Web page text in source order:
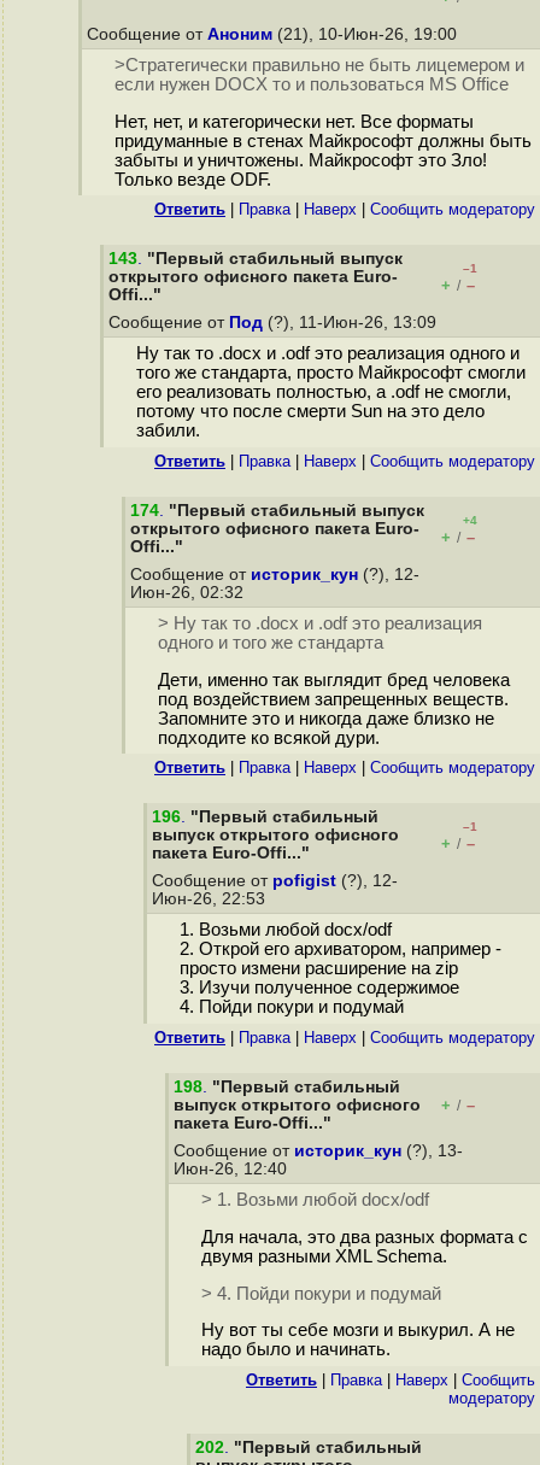
Сообщение от Аноним (21), 10-Июн-26, 19:00
>Стратегически правильно не быть лицемером и
если нужен DOCX то и пользоваться MS Office
Нет, нет, и категорически нет. Все форматы
придуманные в стенах Майкрософт должны быть
забыты и уничтожены. Майкрософт это Зло!
Только везде ODF.
Ответить Правка| Наверх Cообщить модератору
143. "Первый стабильный выпуск
открытого офисного пакета Euro-
Offi..."
–1
+ / –
Сообщение от Под (?), 11-Июн-26, 13:09
Ну так то .docx и .odf это реализация одного и
того же стандарта, просто Майкрософт смогли
его реализовать полностью, а .odf не смогли,
потому что после смерти Sun на это дело
забили.
Ответить Правка| Наверх Cообщить модератору
174. "Первый стабильный выпуск
открытого офисного пакета Euro-
Offi..."
+4
+ / –
Сообщение от историк_кун (?), 12-
Июн-26, 02:32
> Ну так то .docx и .odf это реализация
одного и того же стандарта
Дети, именно так выглядит бред человека
под воздействием запрещенных веществ.
Запомните это и никогда даже близко не
подходите ко всякой дури.
Ответить Правка| Наверх Cообщить модератору
196. "Первый стабильный
выпуск открытого офисного
пакета Euro-Offi..."
–1
+ / –
Сообщение от pofigist (?), 12-
Июн-26, 22:53
1. Возьми любой docx/odf
2. Открой его архиватором, например -
просто измени расширение на zip
3. Изучи полученное содержимое
4. Пойди покури и подумай
Ответить Правка| Наверх Cообщить модератору
198. "Первый стабильный
выпуск открытого офисного
пакета Euro-Offi..."
+ / –
Сообщение от историк_кун (?), 13-
Июн-26, 12:40
> 1. Возьми любой docx/odf
Для начала, это два разных формата с
двумя разными XML Schema.
> 4. Пойди покури и подумай
Ну вот ты себе мозги и выкурил. А не
надо было и начинать.
Ответить Правка| Наверх
Cообщить
модератору
202. "Первый стабильный